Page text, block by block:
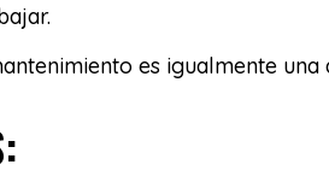
es igualmente una